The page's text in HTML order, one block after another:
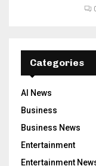
Categories
AI News
Business
Business News
Entertainment
Entertainment